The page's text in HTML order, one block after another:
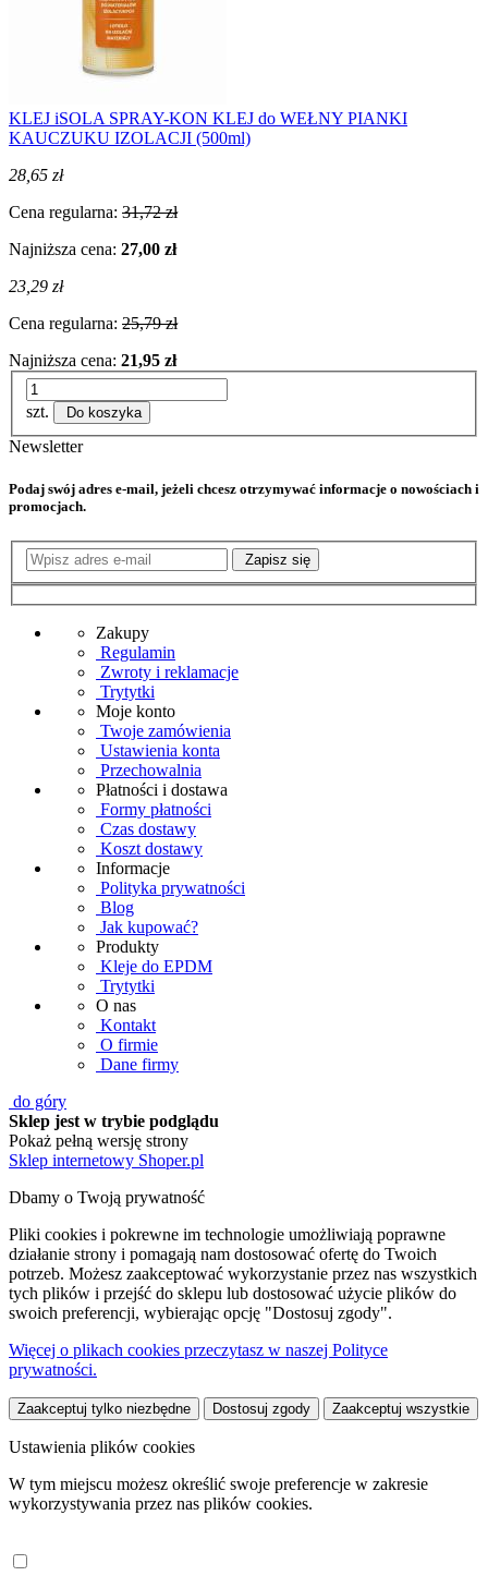
KLEJ iSOLA SPRAY-KON KLEJ do WEŁNY PIANKI
KAUCZUKU IZOLACJI (500ml)
28,65 zł
Cena regularna: 31,72 zł
Najniższa cena: 27,00 zł
23,29 zł
Cena regularna: 25,79 zł
Najniższa cena: 21,95 zł
szt. Do koszyka
Newsletter
Podaj swój adres e-mail, jeżeli chcesz otrzymywać informacje o nowościach i
promocjach.
Zapisz się
Zakupy
Regulamin
Zwroty i reklamacje
Trytytki
Moje konto
Twoje zamówienia
Ustawienia konta
Przechowalnia
Płatności i dostawa
Formy płatności
Czas dostawy
Koszt dostawy
Informacje
Polityka prywatności
Blog
Jak kupować?
Produkty
Kleje do EPDM
Trytytki
O nas
Kontakt
O firmie
Dane firmy
do góry
Sklep jest w trybie podglądu
Pokaż pełną wersję strony
Sklep internetowy Shoper.pl
Dbamy o Twoją prywatność
Pliki cookies i pokrewne im technologie umożliwiają poprawne
działanie strony i pomagają nam dostosować ofertę do Twoich
potrzeb. Możesz zaakceptować wykorzystanie przez nas wszystkich
tych plików i przejść do sklepu lub dostosować użycie plików do
swoich preferencji, wybierając opcję "Dostosuj zgody".
Więcej o plikach cookies przeczytasz w naszej Polityce
prywatności.
Zaakceptuj tylko niezbędne Dostosuj zgody Zaakceptuj wszystkie
Ustawienia plików cookies
W tym miejscu możesz określić swoje preferencje w zakresie
wykorzystywania przez nas plików cookies.